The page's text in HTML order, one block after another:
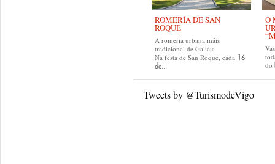
ROMERÍA DE SAN
ROQUE
A romería urbana máis
tradicional de Galicia
Na festa de San Roque, cada 16
de...
O
do
Tweets by @TurismodeVigo